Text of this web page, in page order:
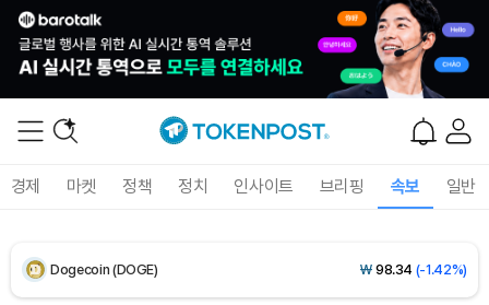
경제 마켓 정책 정치 인사이트 브리핑 속보 일반
XRP (XRP) ₩1,451(-3.12%)
Dogecoin (DOGE) ₩ 98.34 (-1.42%)